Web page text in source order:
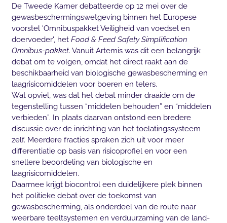
De Tweede Kamer debatteerde op 12 mei over de
gewasbeschermingswetgeving binnen het Europese
voorstel 'Omnibuspakket Veiligheid van voedsel en
doervoeder', het Food & Feed Safety Simplification
Omnibus-pakket. Vanuit Artemis was dit een belangrijk
debat om te volgen, omdat het direct raakt aan de
beschikbaarheid van biologische gewasbescherming en
laagrisicomiddelen voor boeren en telers.
Wat opviel, was dat het debat minder draaide om de
tegenstelling tussen “middelen behouden” en “middelen
verbieden”. In plaats daarvan ontstond een bredere
discussie over de inrichting van het toelatingssysteem
zelf. Meerdere fracties spraken zich uit voor meer
differentiatie op basis van risicoprofiel en voor een
snellere beoordeling van biologische en
laagrisicomiddelen.
Daarmee krijgt biocontrol een duidelijkere plek binnen
het politieke debat over de toekomst van
gewasbescherming, als onderdeel van de route naar
weerbare teeltsystemen en verduurzaming van de land-